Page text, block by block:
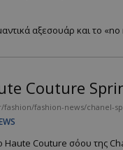
αξεσουάρ και το
Couture
fashion-news/chanel-
Haute Couture σόου της